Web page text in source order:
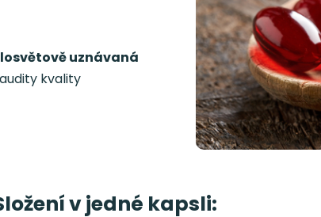
uznávaná
kvality
v jedné kapsli: